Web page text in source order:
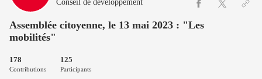
Conseil de développement
Assemblée citoyenne, le 13 mai 2023 : "Les
mobilités"
178
Contributions
125
Participants